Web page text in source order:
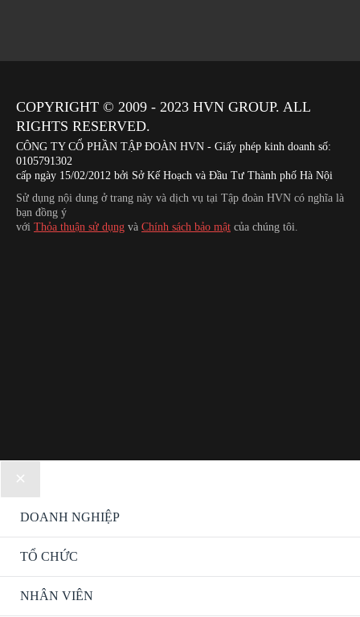
COPYRIGHT © 2009 - 2023 HVN GROUP. ALL
RIGHTS RESERVED.
CÔNG TY CỔ PHẦN TẬP ĐOÀN HVN - Giấy phép kinh doanh số:
0105791302
cấp ngày 15/02/2012 bởi Sở Kế Hoạch và Đầu Tư Thành phố Hà Nội
Sử dụng nội dung ở trang này và dịch vụ tại Tập đoàn HVN có nghĩa là
bạn đồng ý
với Thỏa thuận sử dụng và Chính sách bảo mật của chúng tôi.
DOANH NGHIỆP
TỔ CHỨC
NHÂN VIÊN